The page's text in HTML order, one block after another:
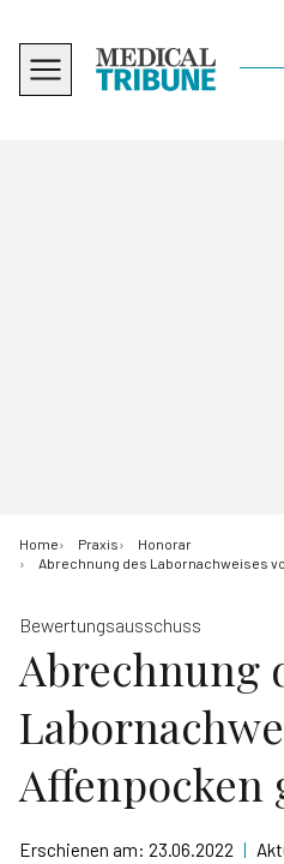
Home Praxis
Honorar
Abrechnung des Labornachweises
Bewertungsausschuss
Abrechnung
Affenpocken
Erschienen am: 23.06.2022 |